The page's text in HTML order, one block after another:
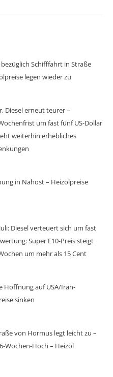
Schifffahrt in Straße
legen wieder zu
Diesel erneut teurer –
um fast fünf US-Dollar
weiterhin erhebliches
in Nahost – Heizölpreise
Diesel verteuert sich um fast
Super E10-Preis steigt
um mehr als 15 Cent
Hoffnung auf USA/Iran-
sinken
von Hormus legt leicht zu –
Wochen-Hoch – Heizöl